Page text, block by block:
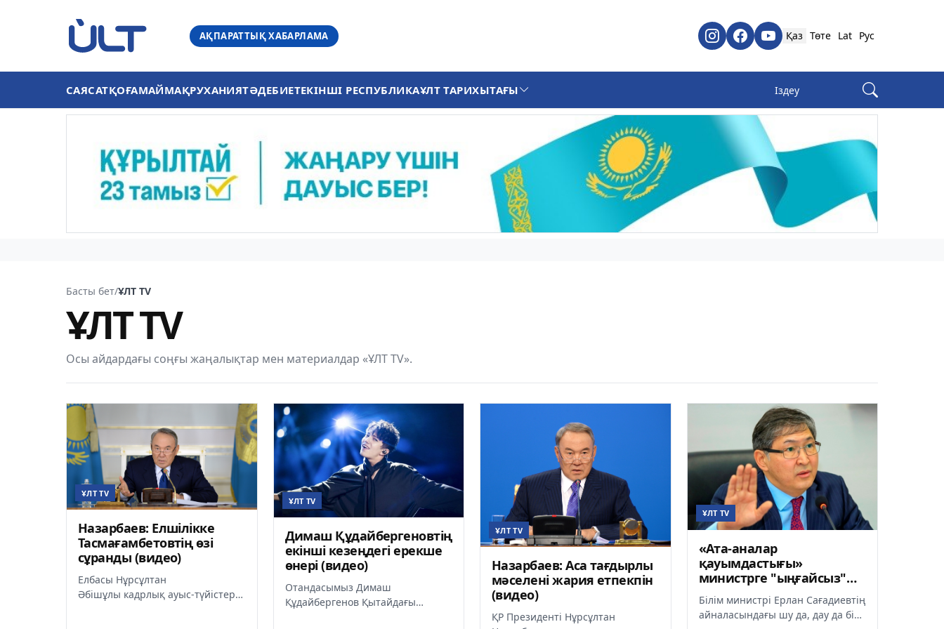
АҚПАРАТТЫҚ ХАБАРЛАМА Қаз Төте Lat Рус
САЯСАТҚОҒАМАЙМАҚРУХАНИЯТӘДЕБИЕТЕКІНШІ РЕСПУБЛИКАҰЛТ ТАРИХЫТАҒЫ
Басты бет/ҰЛТ TV
ҰЛТ TV
Осы айдардағы соңғы жаңалықтар мен материалдар «ҰЛТ TV».
ҰЛТ TV
Назарбаев: Елшілікке
Тасмағамбетовтің өзі
сұранды (видео)
Елбасы Нұрсұлтан
Әбішұлы кадрлық ауыс-түйістерді
ҰЛТ TV
Димаш Құдайбергеновтің
екінші кезеңдегі ерекше
өнері (видео)
Отандасымыз Димаш
Құдайбергенов Қытайдағы
ҰЛТ TV
Назарбаев: Аса тағдырлы
мәселені жария етпекпін
(видео)
ҚР Президенті Нұрсұлтан
ҰЛТ TV
«Ата-аналар
қауымдастығы»
министрге "ыңғайсыз"
сұрақтар қойды (Видео)
Білім министрі Ерлан Сағадиевтің
айналасындағы шу да, дау да бір